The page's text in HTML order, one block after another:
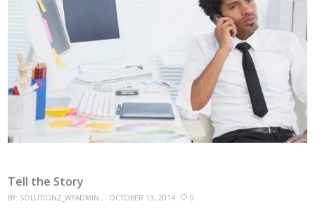
Tell the Story
BY: SOLUTIONZ_WPADMIN OCTOBER 13, 2014 0